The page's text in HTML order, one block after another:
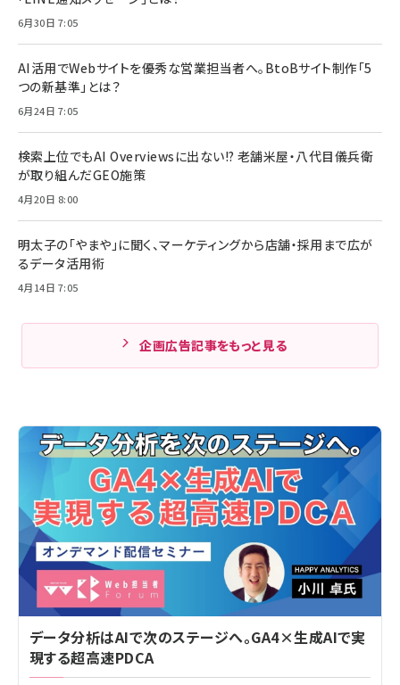
6月30日 7:05
AI活用でWebサイトを優秀な営業担当者へ。BtoBサイト制作「5
つの新基準」とは？
6月24日 7:05
検索上位でもAI Overviewsに出ない!? 老舗米屋・八代目儀兵衛
が取り組んだGEO施策
4月20日 8:00
明太子の「やまや」に聞く、マーケティングから店舗・採用まで広が
るデータ活用術
4月14日 7:05
企画広告記事をもっと見る
データ分析はAIで次のステージへ。GA4×生成AIで実
現する超高速PDCA